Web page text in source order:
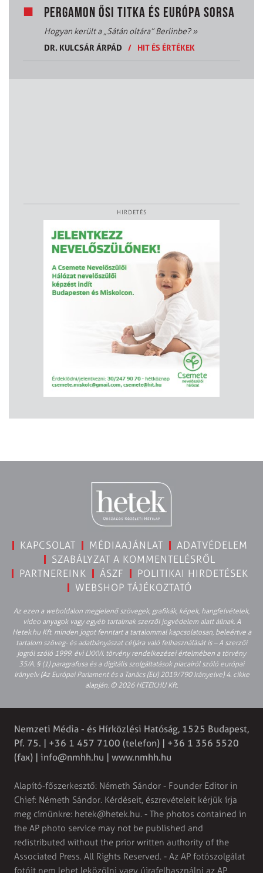
PERGAMON ŐSI TITKA ÉS EURÓPA SORSA
Hogyan került a „Sátán oltára” Berlinbe?»
DR. KULCSÁR ÁRPÁD
/ HIT ÉS ÉRTÉKEK
HIRDETÉS
KAPCSOLAT MÉDIAAJÁNLAT
ADATVÉDELEM
SZABÁLYZAT A KOMMENTELÉSRŐL
PARTNEREINK
ÁSZF
POLITIKAI HIRDETÉSEK
WEBSHOP TÁJÉKOZTATÓ
Az ezen a weboldalon megjelenő szövegek, grafikák, képek, hangfelvételek,
video anyagok vagy egyéb tartalmak szerzői jogvédelem alatt állnak. A
Hetek.hu Kft. minden jogot fenntart a tartalommal kapcsolatosan, beleértve a
tartalom szöveg- és adatbányászat céljára való felhasználását is – A szerzői
jogról szóló 1999. évi LXXVI. törvény rendelkezései értelmében a törvény
35/A. § (1) paragrafusa és a digitális szolgáltatások piacairól szóló európai
irányelv (Az Európai Parlament és a Tanács (EU) 2019/790 Irányelve) 4. cikke
alapján. © 2026 HETEK.HU Kft.
Nemzeti Média - és Hírközlési Hatóság, 1525 Budapest,
Pf. 75. | +36 1 457 7100 (telefon) | +36 1 356 5520
(fax) | info@nmhh.hu | www.nmhh.hu
Alapító-főszerkesztő: Németh Sándor - Founder Editor in
Chief: Németh Sándor. Kérdéseit, észrevételeit kérjük írja
meg címünkre: hetek@hetek.hu. - The photos contained in
the AP photo service may not be published and
redistributed without the prior written authority of the
Associated Press. All Rights Reserved. - Az AP fotószolgálat
fotóit nem lehet leközölni vagy újrafelhasználni az AP